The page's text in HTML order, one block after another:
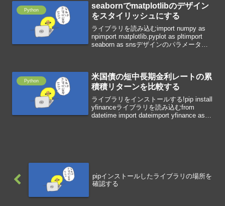
Python
seabornでmatplotlibのデザイン
をスタイリッシュにする
ライブラリを読み込むimport numpy as
npimport matplotlib.pyplot as pltimport
seaborn as snsデザインのパラメータを
Python
米国債の短中長期金利レートの累
積積リターンを比較する
ライブラリをインストールする!pip install
yfinanceライブラリを読み込むfrom
datetime import dateimport yfinance as
pipインストールしたライブラリの場所を
確認する